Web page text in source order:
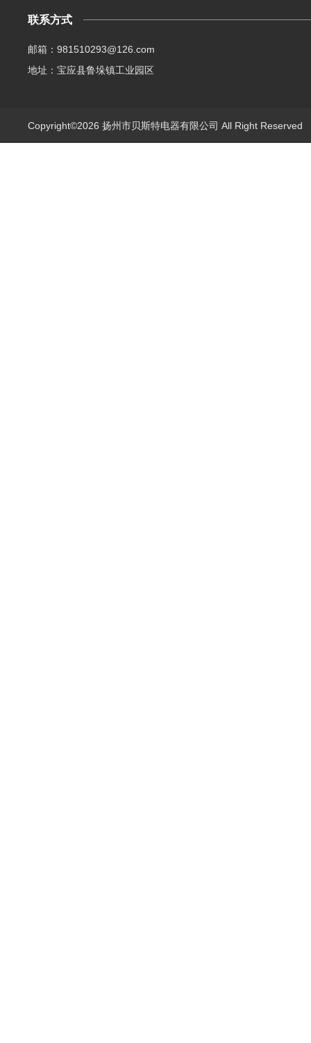
联系方式
邮箱：981510293@126.com
地址：宝应县鲁垛镇工业园区
Copyright©2026 扬州市贝斯特电器有限公司 All Right